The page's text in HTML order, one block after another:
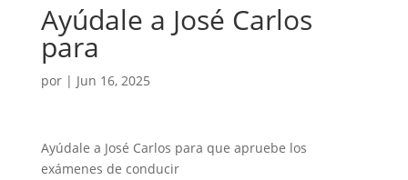
Ayúdale a José Carlos
para
por | Jun 16, 2025
Ayúdale a José Carlos para que apruebe los
exámenes de conducir